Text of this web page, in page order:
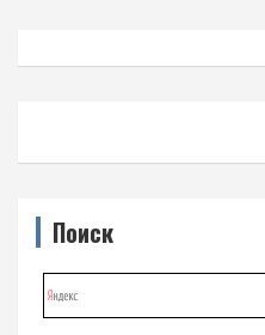
Поиск